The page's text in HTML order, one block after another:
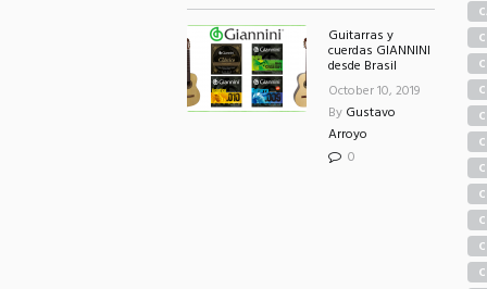
Guitarras y
cuerdas GIANNINI
desde Brasil
October 10, 2019
By Gustavo
Arroyo
0